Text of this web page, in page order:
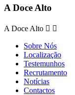
A Doce Alto
A Doce Alto  
Sobre Nós
Localização
Testemunhos
Recrutamento
Notícias
Contactos